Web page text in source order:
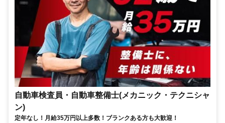
自動車検査員・自動車整備士(メカニック・テクニシャ
ン)
定年なし！月給35万円以上多数！ブランクある方も大歓迎！